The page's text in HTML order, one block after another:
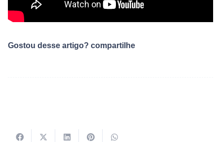
Gostou desse artigo? compartilhe